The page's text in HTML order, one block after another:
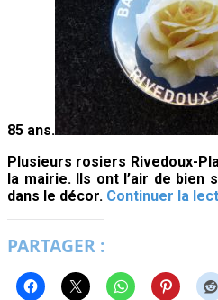
85 ans.
Plusieurs rosiers Rivedoux-
la mairie. Ils ont l’air de bien
dans le décor. Continuer la
PARTAGER :